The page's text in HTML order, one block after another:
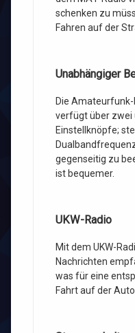
schenken zu
Fahren auf der
Unabhängiger
Die
verfügt über zwei
Einstellknöpfe;
gegenseitig zu
ist bequemer.
UKW-Radio
Mit dem UKW-
Nachrichten
was für eine
Fahrt auf der